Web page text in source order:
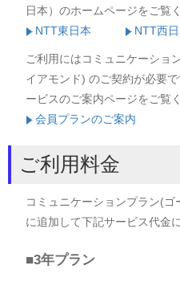
日本）のホームページをご覧
NTT東日本
NTT西
ご利用にはコミュニケーショ
イアモンド) のご契約が必要
ービスのご案内ページをご覧
会員プランのご案内
ご利用料金
コミュニケーションプラン(
に追加して下記サービス代金
■3年プラン